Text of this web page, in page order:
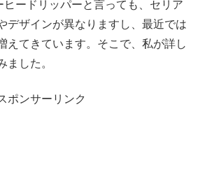
ードリッパーと言っても、セリア
デザインが異なりますし、最近では
えてきています。そこで、私が詳し
ました。
ポンサーリンク